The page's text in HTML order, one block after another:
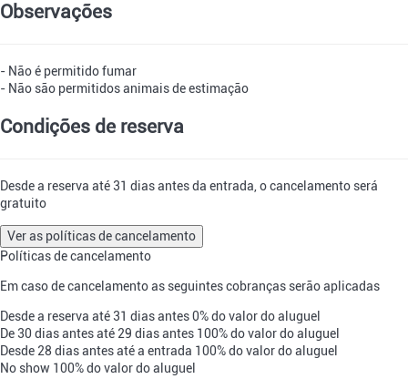
Observações
- Não é permitido fumar
- Não são permitidos animais de estimação
Condições de reserva
Desde a reserva até 31 dias antes da entrada, o cancelamento será
gratuito
Ver as políticas de cancelamento
Políticas de cancelamento
Em caso de cancelamento as seguintes cobranças serão aplicadas
Desde a reserva até 31 dias antes0% do valor do aluguel
De 30 dias antes até 29 dias antes 100% do valor do aluguel
Desde 28 dias antes até a entrada 100% do valor do aluguel
No show 100% do valor do aluguel